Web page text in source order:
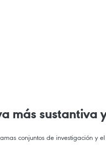
más sustantiva
conjuntos de investigación y